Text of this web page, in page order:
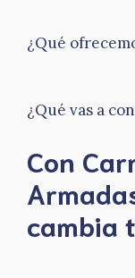
¿Qué
¿Qué vas a
Con
​cambia